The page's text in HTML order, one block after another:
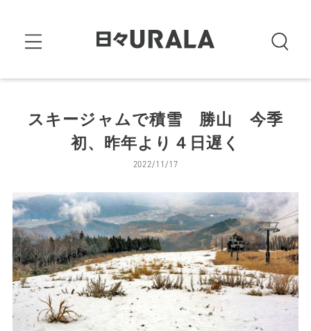
スキージャムで積雪 勝山 今季
初、昨年より４日遅く
2022/11/17